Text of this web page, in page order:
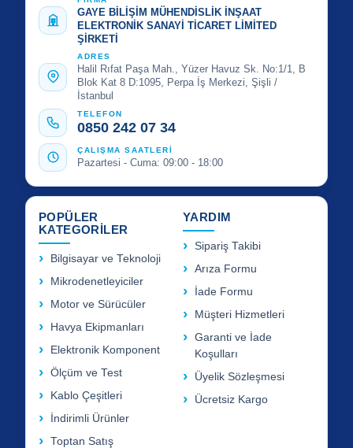
GAYE BİLİŞİM MÜHENDİSLİK İNŞAAT
ELEKTRONİK SANAYİ TİCARET LİMİTED
ŞİRKETİ
ADRES
Halil Rıfat Paşa Mah., Yüzer Havuz Sk. No:1/1, B
Blok Kat 8 D:1095, Perpa İş Merkezi, Şişli /
İstanbul
TELEFON
0850 242 07 34
ÇALIŞMA SAATLERİ
Pazartesi - Cuma: 09:00 - 18:00
POPÜLER
KATEGORİLER
Bilgisayar ve Teknoloji
Mikrodenetleyiciler
Motor ve Sürücüler
Havya Ekipmanları
Elektronik Komponent
Ölçüm ve Test
Kablo Çeşitleri
İndirimli Ürünler
Toptan Satış
YARDIM
Sipariş Takibi
Arıza Formu
İade Formu
Müşteri Hizmetleri
Garanti ve İade
Koşulları
Üyelik Sözleşmesi
Ücretsiz Kargo